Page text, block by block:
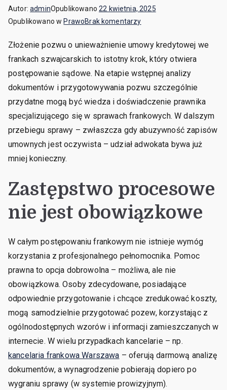
Autor:adminOpublikowano22 kwietnia, 2025
Opublikowano w PrawoBrak komentarzydo
frankowe
–
czy
konieczna
jest
adwokata?
Złożenie pozwu o unieważnienie umowy kredytowej we
frankach szwajcarskich to istotny krok, który otwiera
postępowanie sądowe. Na etapie wstępnej analizy
dokumentów i przygotowywania pozwu szczególnie
przydatne mogą być wiedza i doświadczenie prawnika
specjalizującego się w sprawach frankowych. W dalszym
przebiegu sprawy – zwłaszcza gdy abuzywność zapisów
umownych jest oczywista – udział adwokata bywa już
mniej konieczny.
Zastępstwo procesowe
nie jest obowiązkowe
W całym postępowaniu frankowym nie istnieje wymóg
korzystania z profesjonalnego pełnomocnika. Pomoc
prawna to opcja dobrowolna – możliwa, ale nie
obowiązkowa. Osoby zdecydowane, posiadające
odpowiednie przygotowanie i chcące zredukować koszty,
mogą samodzielnie przygotować pozew, korzystając z
ogólnodostępnych wzorów i informacji zamieszczanych w
internecie. W wielu przypadkach kancelarie – np.
kancelaria frankowa Warszawa – oferują darmową analizę
dokumentów, a wynagrodzenie pobierają dopiero po
wygraniu sprawy (w systemie prowizyjnym).